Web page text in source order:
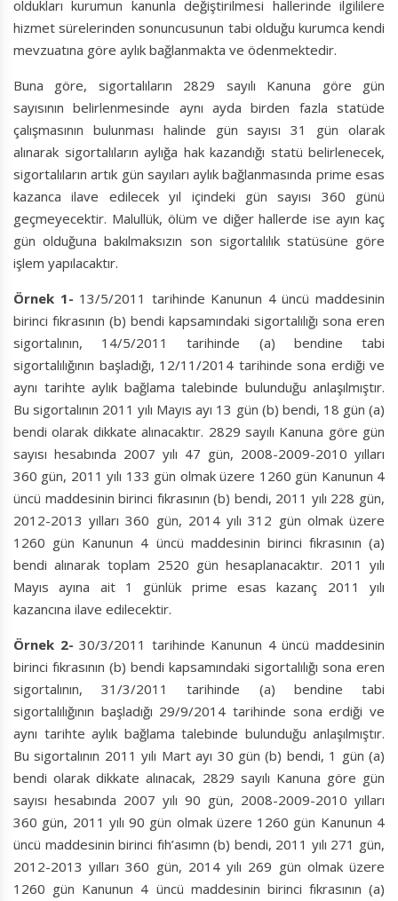
oldukları kurumun kanunla değiştirilmesi hallerinde ilgililere
hizmet sürelerinden sonuncusunun tabi olduğu kurumca kendi
mevzuatına göre aylık bağlanmakta ve ödenmektedir.
Buna göre, sigortalıların 2829 sayılı Kanuna göre gün
sayısının belirlenmesinde aynı ayda birden fazla statüde
çalışmasının bulunması halinde gün sayısı 31 gün olarak
alınarak sigortalıların aylığa hak kazandığı statü belirlenecek,
sigortalıların artık gün sayıları aylık bağlanmasında prime esas
kazanca ilave edilecek yıl içindeki gün sayısı 360 günü
geçmeyecektir. Malullük, ölüm ve diğer hallerde ise ayın kaç
gün olduğuna bakılmaksızın son sigortalılık statüsüne göre
işlem yapılacaktır.
Örnek 1- 13/5/2011 tarihinde Kanunun 4 üncü maddesinin
birinci fıkrasının (b) bendi kapsamındaki sigortalılığı sona eren
sigortalının, 14/5/2011 tarihinde (a) bendine tabi
sigortalılığının başladığı, 12/11/2014 tarihinde sona erdiği ve
aynı tarihte aylık bağlama talebinde bulunduğu anlaşılmıştır.
Bu sigortalının 2011 yılı Mayıs ayı 13 gün (b) bendi, 18 gün (a)
bendi olarak dikkate alınacaktır. 2829 sayılı Kanuna göre gün
sayısı hesabında 2007 yılı 47 gün, 2008-2009-2010 yılları
360 gün, 2011 yılı 133 gün olmak üzere 1260 gün Kanunun 4
üncü maddesinin birinci fıkrasının (b) bendi, 2011 yılı 228 gün,
2012-2013 yılları 360 gün, 2014 yılı 312 gün olmak üzere
1260 gün Kanunun 4 üncü maddesinin birinci fıkrasının (a)
bendi alınarak toplam 2520 gün hesaplanacaktır. 2011 yılı
Mayıs ayına ait 1 günlük prime esas kazanç 2011 yılı
kazancına ilave edilecektir.
Örnek 2- 30/3/2011 tarihinde Kanunun 4 üncü maddesinin
birinci fıkrasının (b) bendi kapsamındaki sigortalılığı sona eren
sigortalının, 31/3/2011 tarihinde (a) bendine tabi
sigortalılığının başladığı 29/9/2014 tarihinde sona erdiği ve
aynı tarihte aylık bağlama talebinde bulunduğu anlaşılmıştır.
Bu sigortalının 2011 yılı Mart ayı 30 gün (b) bendi, 1 gün (a)
bendi olarak dikkate alınacak, 2829 sayılı Kanuna göre gün
sayısı hesabında 2007 yılı 90 gün, 2008-2009-2010 yılları
360 gün, 2011 yılı 90 gün olmak üzere 1260 gün Kanunun 4
üncü maddesinin birinci fıh’asımn (b) bendi, 2011 yılı 271 gün,
2012-2013 yılları 360 gün, 2014 yılı 269 gün olmak üzere
1260 gün Kanunun 4 üncü maddesinin birinci fıkrasının (a)